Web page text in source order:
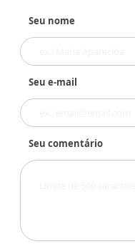
Seu nome
Seu e-mail
Seu comentário